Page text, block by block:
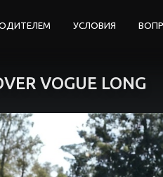
УСЛОВИЯ
VOGUE LONG